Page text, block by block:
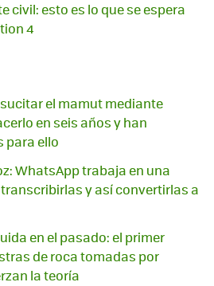
civil: esto es lo que se espera
4
el mamut mediante
en seis años y han
para ello
WhatsApp trabaja en una
y así convertirlas a
en el pasado: el primer
de roca tomadas por
la teoría